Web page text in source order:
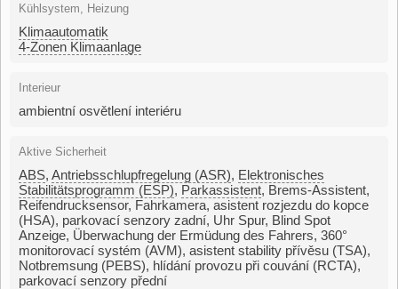
Kühlsystem, Heizung
Klimaautomatik
4-Zonen Klimaanlage
Interieur
ambientní osvětlení interiéru
Aktive Sicherheit
ABS, Antriebsschlupfregelung (ASR), Elektronisches
Stabilitätsprogramm (ESP), Parkassistent, Brems-Assistent,
Reifendrucksensor, Fahrkamera, asistent rozjezdu do kopce
(HSA), parkovací senzory zadní, Uhr Spur, Blind Spot
Anzeige, Überwachung der Ermüdung des Fahrers, 360°
monitorovací systém (AVM), asistent stability přívěsu (TSA),
Notbremsung (PEBS), hlídání provozu při couvání (RCTA),
parkovací senzory přední